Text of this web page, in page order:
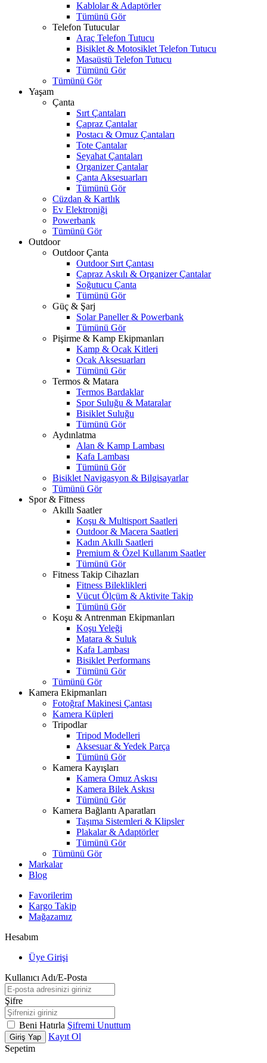
Kablolar & Adaptörler
Tümünü Gör
Telefon Tutucular
Araç Telefon Tutucu
Bisiklet & Motosiklet Telefon Tutucu
Masaüstü Telefon Tutucu
Tümünü Gör
Tümünü Gör
Yaşam
Çanta
Sırt Çantaları
Çapraz Çantalar
Postacı & Omuz Çantaları
Tote Çantalar
Seyahat Çantaları
Organizer Çantalar
Çanta Aksesuarları
Tümünü Gör
Cüzdan & Kartlık
Ev Elektroniği
Powerbank
Tümünü Gör
Outdoor
Outdoor Çanta
Outdoor Sırt Çantası
Çapraz Askılı & Organizer Çantalar
Soğutucu Çanta
Tümünü Gör
Güç & Şarj
Solar Paneller & Powerbank
Tümünü Gör
Pişirme & Kamp Ekipmanları
Kamp & Ocak Kitleri
Ocak Aksesuarları
Tümünü Gör
Termos & Matara
Termos Bardaklar
Spor Suluğu & Mataralar
Bisiklet Suluğu
Tümünü Gör
Aydınlatma
Alan & Kamp Lambası
Kafa Lambası
Tümünü Gör
Bisiklet Navigasyon & Bilgisayarlar
Tümünü Gör
Spor & Fitness
Akıllı Saatler
Koşu & Multisport Saatleri
Outdoor & Macera Saatleri
Kadın Akıllı Saatleri
Premium & Özel Kullanım Saatler
Tümünü Gör
Fitness Takip Cihazları
Fitness Bileklikleri
Vücut Ölçüm & Aktivite Takip
Tümünü Gör
Koşu & Antrenman Ekipmanları
Koşu Yeleği
Matara & Suluk
Kafa Lambası
Bisiklet Performans
Tümünü Gör
Tümünü Gör
Kamera Ekipmanları
Fotoğraf Makinesi Çantası
Kamera Küpleri
Tripodlar
Tripod Modelleri
Aksesuar & Yedek Parça
Tümünü Gör
Kamera Kayışları
Kamera Omuz Askısı
Kamera Bilek Askısı
Tümünü Gör
Kamera Bağlantı Aparatları
Taşıma Sistemleri & Klipsler
Plakalar & Adaptörler
Tümünü Gör
Tümünü Gör
Markalar
Blog
Favorilerim
Kargo Takip
Mağazamız
Hesabım
Üye Girişi
Kullanıcı Adı/E-Posta
Şifre
Beni Hatırla Şifremi Unuttum
Giriş Yap
Kayıt Ol
Sepetim